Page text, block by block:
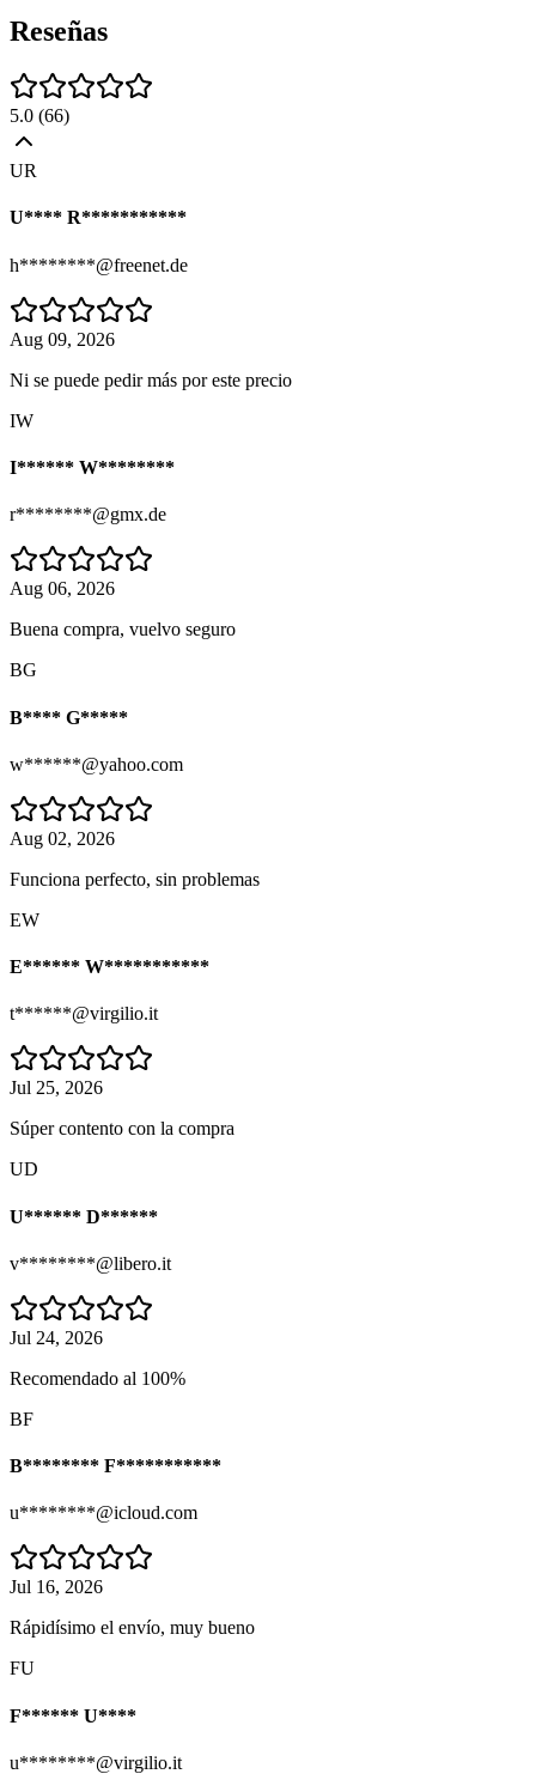
Reseñas
5.0 (66)
UR
U**** R***********
h********@freenet.de
Aug 09, 2026
Ni se puede pedir más por este precio
IW
I****** W********
r********@gmx.de
Aug 06, 2026
Buena compra, vuelvo seguro
BG
B**** G*****
w******@yahoo.com
Aug 02, 2026
Funciona perfecto, sin problemas
EW
E****** W***********
t******@virgilio.it
Jul 25, 2026
Súper contento con la compra
UD
U****** D******
v********@libero.it
Jul 24, 2026
Recomendado al 100%
BF
B******** F***********
u********@icloud.com
Jul 16, 2026
Rápidísimo el envío, muy bueno
FU
F****** U****
u********@virgilio.it